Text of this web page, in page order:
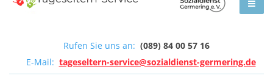
Rufen Sie uns an: (089) 84 00 57 16
E-Mail: tageseltern-service@sozialdienst-germering.de